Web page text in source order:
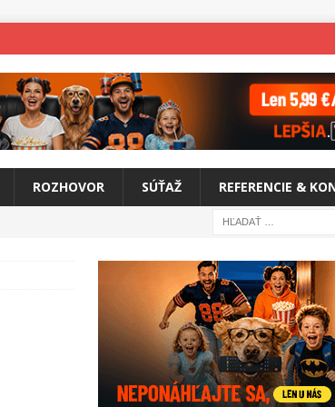
ROZHOVOR SÚŤAŽ REFERENCIE &